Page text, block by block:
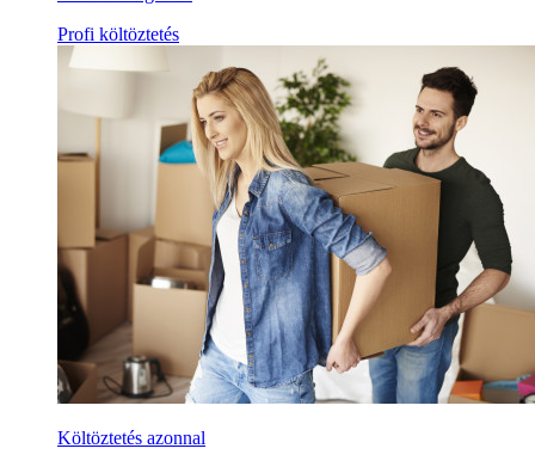
Profi költöztetés
Költöztetés azonnal